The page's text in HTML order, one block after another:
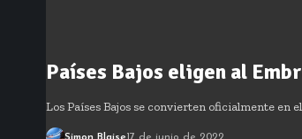
Países Bajos eligen al
Los Países Bajos se convierten oficialmente en